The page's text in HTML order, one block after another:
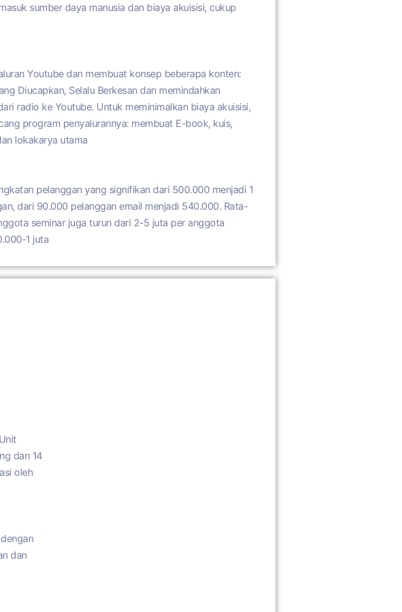
sumber daya manusia dan biaya akuisisi, cukup
Youtube dan membuat konsep beberapa konten:
Diucapkan, Selalu Berkesan dan memindahkan
radio ke Youtube. Untuk meminimalkan biaya akuisisi,
program penyalurannya: membuat E-book, kuis,
lokakarya utama
pelanggan yang signifikan dari 500.000 menjadi 1
dari 90.000 pelanggan email menjadi 540.000. Rata-
seminar juga turun dari 2-5 juta per anggota
1 juta
dan 14
oleh
dan